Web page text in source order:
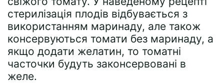
стерилізація плодів відбувається з
використанням маринаду, але також
консервуються томати без маринаду, а
якщо додати желатин, то томатні
часточки будуть законсервовані в
желе.